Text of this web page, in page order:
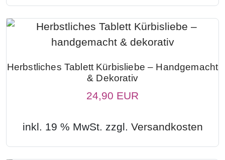
Herbstliches Tablett Kürbisliebe – Handgemacht
& Dekorativ
24,90 EUR
inkl. 19 % MwSt. zzgl. Versandkosten